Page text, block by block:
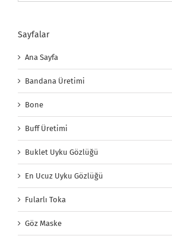
Sayfalar
Ana Sayfa
Bandana Üretimi
Bone
Buff Üretimi
Buklet Uyku Gözlüğü
En Ucuz Uyku Gözlüğü
Fularlı Toka
Göz Maske